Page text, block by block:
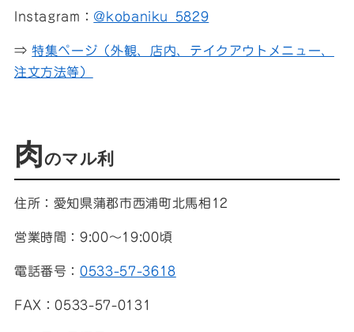
Instagram： @kobaniku_5829
⇒特集ページ（外観、店内、テイクアウトメニュー、
注文方法等）
肉のマル利
住所：愛知県蒲郡市西浦町北馬相12
営業時間：9:00～19:00頃
電話番号：0533-57-3618
FAX：0533-57-0131